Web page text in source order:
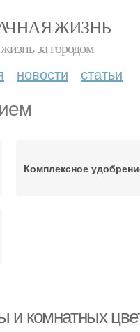
ЖИЗНЬ
жизнь за городом
новости статьи
Комплексное
и комнатных